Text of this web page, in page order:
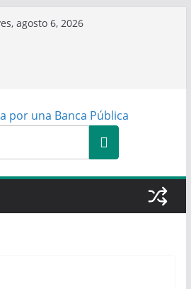
agosto 6, 2026